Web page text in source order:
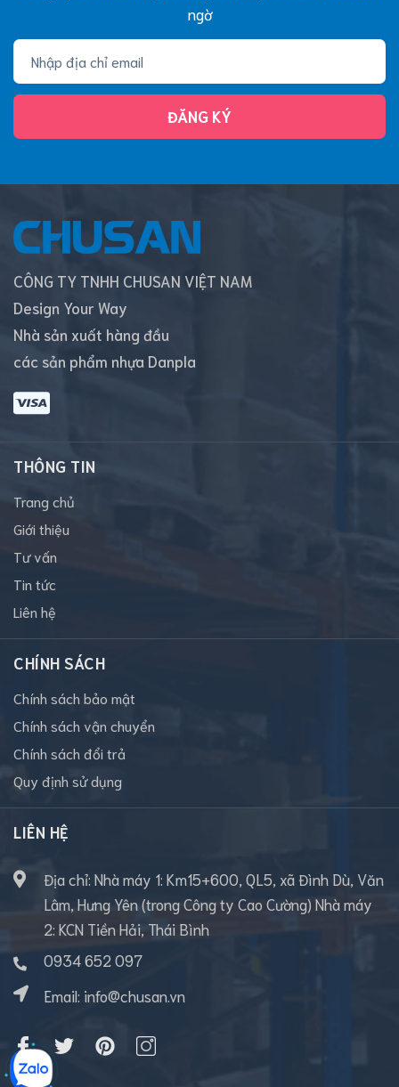
ngờ
ĐĂNG KÝ
CÔNG TY TNHH CHUSAN VIỆT NAM
Design Your Way
Nhà sản xuất hàng đầu
các sản phẩm nhựa Danpla
THÔNG TIN
Trang chủ
Giới thiệu
Tư vấn
Tin tức
Liên hệ
CHÍNH SÁCH
Chính sách bảo mật
Chính sách vận chuyển
Chính sách đổi trả
Quy định sử dụng
LIÊN HỆ
Địa chỉ: Nhà máy 1: Km15+600, QL5, xã Đình Dù, Văn
Lâm, Hưng Yên (trong Công ty Cao Cường) Nhà máy
2: KCN Tiền Hải, Thái Bình
0934 652 097
Email: info@chusan.vn